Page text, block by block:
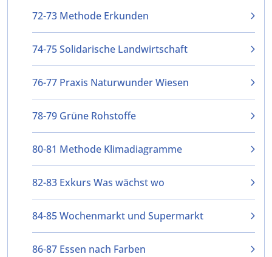
72-73 Methode Erkunden
74-75 Solidarische Landwirtschaft
76-77 Praxis Naturwunder Wiesen
78-79 Grüne Rohstoffe
80-81 Methode Klimadiagramme
82-83 Exkurs Was wächst wo
84-85 Wochenmarkt und Supermarkt
86-87 Essen nach Farben